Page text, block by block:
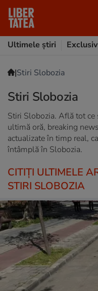
Ultimele știri
Exclusiv
|Stiri Slobozia
Stiri Slobozia
Stiri Slobozia. Află tot
ultimă oră, breaking
actualizate în timp real,
întâmplă în Slobozia.
CITIȚI ULTIMELE
STIRI SLOBOZIA